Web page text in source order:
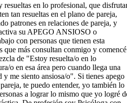
resueltas en lo profesional, que
tan resueltas en el plano de pareja,
patrones en relaciones de pareja, y
su APEGO ANSIOSO o
con personas que tienen esta
que más consultan conmigo y comencé
de "Estoy resuelta/o en lo
o en esa área pero cuando llega una
y me siento ansiosa/o". Si tienes apego
te puedo entender, yo también lo
a lograr lo mismo que yo logré